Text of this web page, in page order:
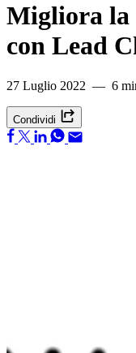
Migliora la
con Lead
27 Luglio 2022 — 6
Condividi